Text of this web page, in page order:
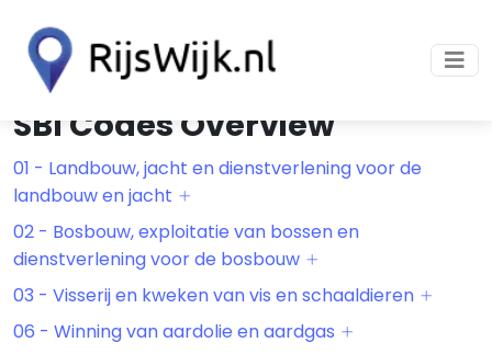
SBI Codes Overview
01 - Landbouw, jacht en dienstverlening voor de
landbouw en jacht
02 - Bosbouw, exploitatie van bossen en
dienstverlening voor de bosbouw
03 - Visserij en kweken van vis en schaaldieren
06 - Winning van aardolie en aardgas